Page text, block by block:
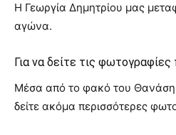
Η Γεωργία Δημητρίου μας
αγώνα.
Για να δείτε τις
Mέσα από το φακό του
δείτε ακόμα περισσότερες